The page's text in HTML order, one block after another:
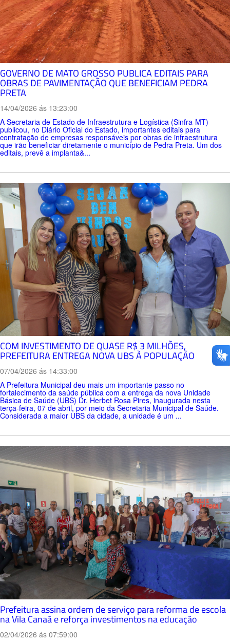
GOVERNO DE MATO GROSSO PUBLICA EDITAIS PARA
OBRAS DE PAVIMENTAÇÃO QUE BENEFICIAM PEDRA
PRETA
14/04/2026 ás 13:23:00
A Secretaria de Estado de Infraestrutura e Logística (Sinfra-MT)
publicou, no Diário Oficial do Estado, importantes editais para
contratação de empresas responsáveis por obras de infraestrutura
que irão beneficiar diretamente o município de Pedra Preta. Um dos
editais, prevê a implanta&...
COM INVESTIMENTO DE QUASE R$ 3 MILHÕES,
PREFEITURA ENTREGA NOVA UBS À POPULAÇÃO
07/04/2026 ás 14:33:00
A Prefeitura Municipal deu mais um importante passo no
fortalecimento da saúde pública com a entrega da nova Unidade
Básica de Saúde (UBS) Dr. Herbet Rosa Pires, inaugurada nesta
terça-feira, 07 de abril, por meio da Secretaria Municipal de Saúde.
Considerada a maior UBS da cidade, a unidade é um ...
Prefeitura assina ordem de serviço para reforma de escola
na Vila Canaã e reforça investimentos na educação
02/04/2026 ás 07:59:00